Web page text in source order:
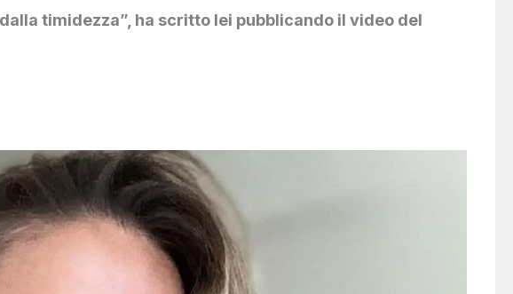
timidezza”, ha scritto lei pubblicando il video del